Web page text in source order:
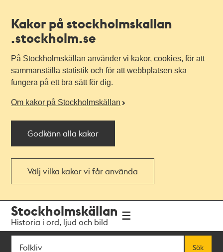
Kakor på stockholmskallan
.stockholm.se
På Stockholmskällan använder vi kakor, cookies, för att
sammanställa statistik och för att webbplatsen ska
fungera på ett bra sätt för dig.
Om kakor på Stockholmskällan
Godkänn alla kakor
Välj vilka kakor vi får använda
navigationen
huvudinnehållet
Stockholmskällan
Historia i ord, ljud och bild
Sök
Sök